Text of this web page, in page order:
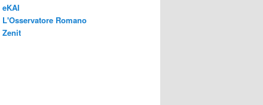
eKAI
L'Osservatore Romano
Zenit